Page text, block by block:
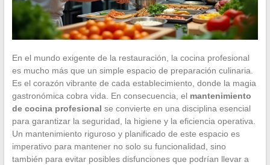
En el mundo exigente de la restauración, la cocina profesional
es mucho más que un simple espacio de preparación culinaria.
Es el corazón vibrante de cada establecimiento, donde la magia
gastronómica cobra vida. En consecuencia, el mantenimiento
de cocina profesional se convierte en una disciplina esencial
para garantizar la seguridad, la higiene y la eficiencia operativa.
Un mantenimiento riguroso y planificado de este espacio es
imperativo para mantener no solo su funcionalidad, sino
también para evitar posibles disfunciones que podrían llevar a